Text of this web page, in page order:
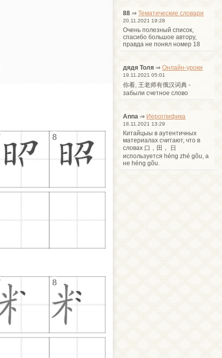
88 ⇒Тематические словари
20.11.2021 19:28
Очень полезный список,
спасибо большое автору,
правда не понял номер 18
дядя Толя ⇒Онлайн-уроки
19.11.2021 05:01
你看, 王老师有俄汉词典 -
забыли счетное слово
Anna ⇒ Иероглифика
18.11.2021 13:29
Китайцыы в аутентичных
материалах считают, что в
словах 口，田， 日
используется héng zhé gõu, а
не héng gõu.